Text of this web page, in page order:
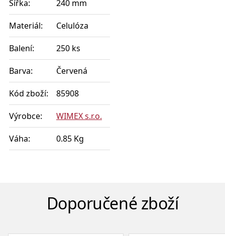
Šířka: 240 mm
Materiál: Celulóza
Balení: 250 ks
Barva: Červená
Kód zboží: 85908
Výrobce: WIMEX s.r.o.
Váha: 0.85 Kg
Doporučené zboží